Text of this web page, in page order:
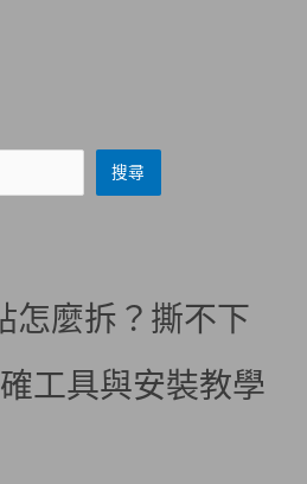
搜尋
怎麼拆？撕不下
工具與安裝教學